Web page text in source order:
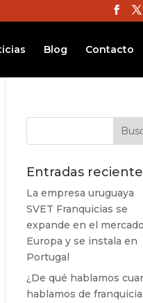
Blog Contacto
Entradas
La empresa uruguaya
SVET Franquicias se
expande en el
Europa y se instala en
Portugal
¿De qué hablamos
hablamos de